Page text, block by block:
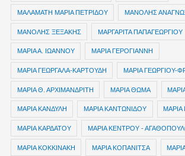
ΜΑΛΑΜΑΤΗ ΜΑΡΙΑ ΠΕΤΡΙΔΟΥ ΜΑΝΟΛΗΣ
ΜΑΝΟΛΗΣ ΞΕΞΑΚΗΣ ΜΑΡΓΑΡΙΤΑ ΠΑΠΑΓΕΩΡΓΙΟΥ
ΜΑΡΙΑ Α. ΙΩΑΝΝΟΥ ΜΑΡΙΑ ΓΕΡΟΓΙΑΝΝΗ
ΜΑΡΙΑ ΓΕΩΡΓΑΛΑ-ΚΑΡΤΟΥΔΗ ΜΑΡΙΑ ΓΕΩΡΓΙΟΥ-
ΜΑΡΙΑ Θ. ΑΡΧΙΜΑΝΔΡΙΤΗ ΜΑΡΙΑ ΘΩΜΑ
ΜΑΡΙΑ ΚΑΝΔΥΛΗ ΜΑΡΙΑ ΚΑΝΤΩΝΙΔΟΥ
ΜΑΡΙΑ ΚΑΡΔΑΤΟΥ ΜΑΡΙΑ ΚΕΝΤΡΟΥ -
ΜΑΡΙΑ ΚΟΚΚΙΝΑΚΗ ΜΑΡΙΑ ΚΟΠΑΝΙΤΣΑ